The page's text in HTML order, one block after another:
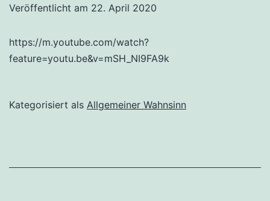
Veröffentlicht am 22. April 2020
https://m.youtube.com/watch?
feature=youtu.be&v=mSH_NI9FA9k
Kategorisiert als Allgemeiner Wahnsinn